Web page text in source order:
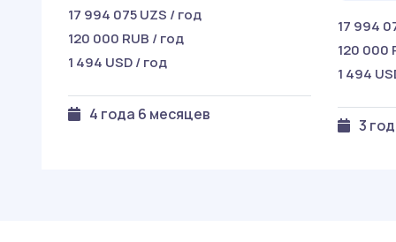
17 994 075 UZS / год
120 000 RUB / год
1 494 USD / год
4 года 6 месяцев
17 994
120 000
1 494
3